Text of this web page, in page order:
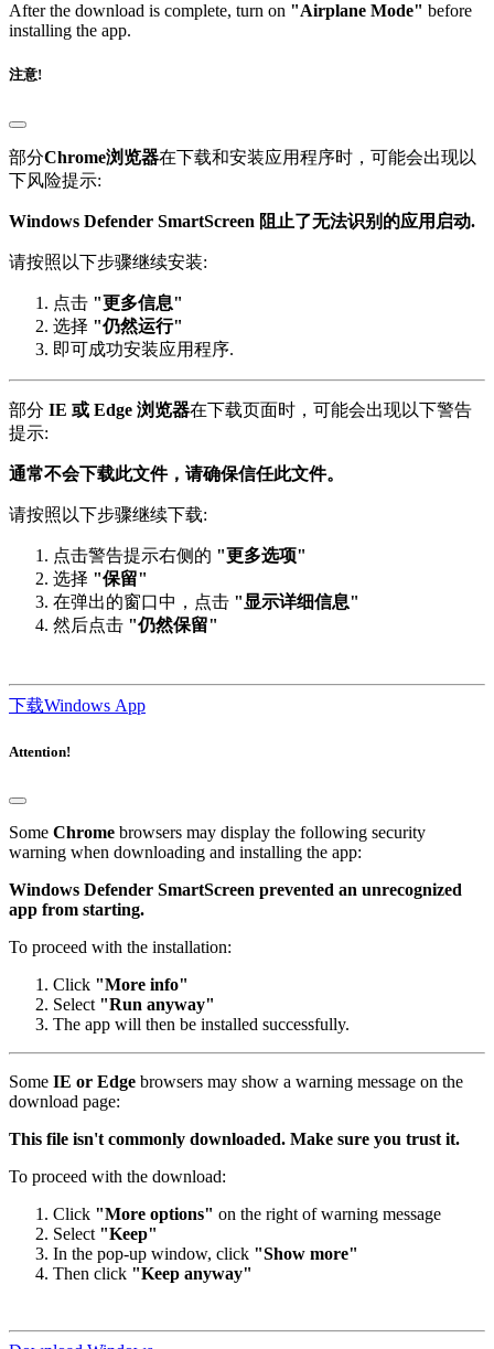
After the download is complete, turn on "Airplane Mode" before
installing the app.
注意!
部分Chrome浏览器在下载和安装应用程序时，可能会出现以
下风险提示:
Windows Defender SmartScreen 阻止了无法识别的应用启动.
请按照以下步骤继续安装:
点击 "更多信息"
选择 "仍然运行"
即可成功安装应用程序.
部分 IE 或 Edge 浏览器在下载页面时，可能会出现以下警告
提示:
通常不会下载此文件，请确保信任此文件。
请按照以下步骤继续下载:
点击警告提示右侧的 "更多选项"
选择 "保留"
在弹出的窗口中，点击 "显示详细信息"
然后点击 "仍然保留"
下载Windows App
Attention!
Some Chrome browsers may display the following security
warning when downloading and installing the app:
Windows Defender SmartScreen prevented an unrecognized
app from starting.
To proceed with the installation:
Click "More info"
Select "Run anyway"
The app will then be installed successfully.
Some IE or Edge browsers may show a warning message on the
download page:
This file isn't commonly downloaded. Make sure you trust it.
To proceed with the download:
Click "More options" on the right of warning message
Select "Keep"
In the pop-up window, click "Show more"
Then click "Keep anyway"